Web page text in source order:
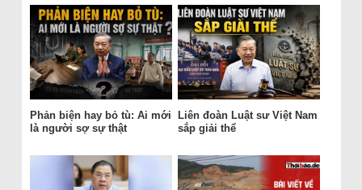
Phản biện hay bỏ tù: Ai mới
là người sợ sự thật
Liên đoàn Luật sư Việt Nam
sắp giải thể